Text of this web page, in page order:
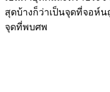
สุดบ้างก็ว่าเป็นจุดที่จอห์
จุดที่พบศพ